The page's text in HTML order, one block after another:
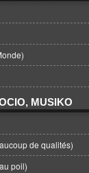
MUSIKO
de qualités)
poil)